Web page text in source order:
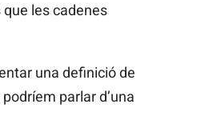
les cadenes
una definició de
parlar d’una